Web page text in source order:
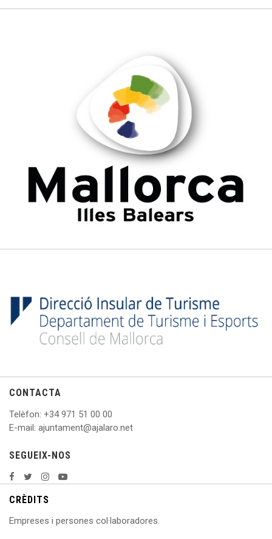
CONTACTA
Telèfon: +34 971 51 00 00
E-mail: ajuntament@ajalaro.net
SEGUEIX-NOS
CRÈDITS
Empreses i persones col·laboradores.